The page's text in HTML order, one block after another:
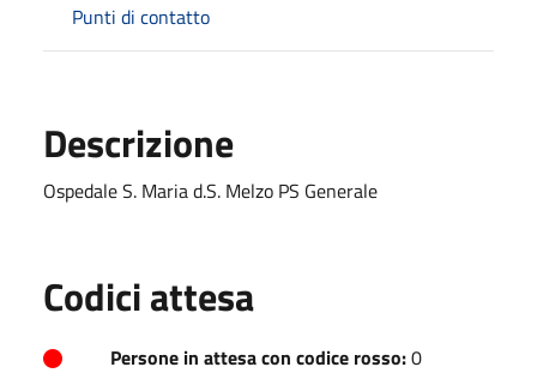
Punti di contatto
Descrizione
Ospedale S. Maria d.S. Melzo PS Generale
Codici attesa
Persone in attesa con codice rosso:0